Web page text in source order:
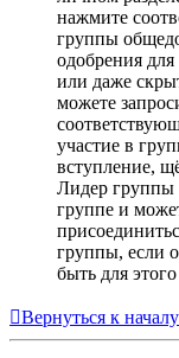
нажмите
группы
одобрения
или даже
можете
участие в
вступление,
Лидер группы
группе и
группы, если
быть для
Вернуться к началу